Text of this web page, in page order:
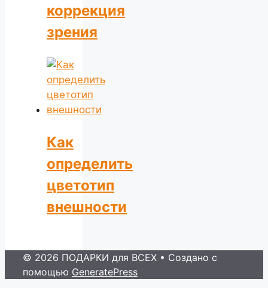
коррекция
зрения
Как
определить
цветотип
внешности
© 2026 ПОДАРКИ для ВСЕХ • Создано с
помощью GeneratePress